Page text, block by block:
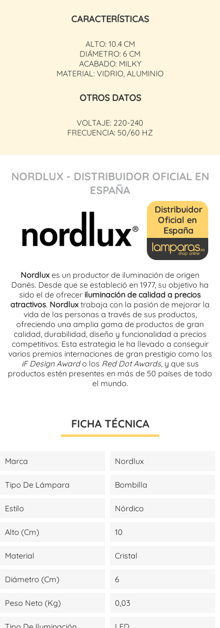
CARACTERÍSTICAS
ALTO: 10.4 CM
DIÁMETRO: 6 CM
ACABADO: MILKY
MATERIAL: VIDRIO, ALUMINIO
OTROS DATOS
VOLTAJE: 220-240
FRECUENCIA: 50/60 HZ
NORDLUX - DISTRIBUIDOR OFICIAL EN
ESPAÑA
Nordlux es un productor de iluminación de origen
Danés. Desde que se estableció en 1977, su objetivo ha
sido el de ofrecer iluminación de calidad a precios
atractivos. Nordlux trabaja con la pasión de mejorar la
vida de las personas a través de sus productos,
ofreciendo una amplia gama de productos de gran
calidad, durabilidad, diseño y funcionalidad a precios
competitivos. Esta estrategia le ha llevado a conseguir
varios premios internaciones de gran prestigio como los
iF Design Awardo los Red Dot Awards, y que sus
productos estén presentes en más de 50 países de todo
el mundo.
FICHA TÉCNICA
Marca Nordlux
Tipo De Lámpara Bombilla
Estilo Nórdico
Alto (cm) 10
Material Cristal
Diámetro (cm) 6
Peso Neto (kg) 0,03